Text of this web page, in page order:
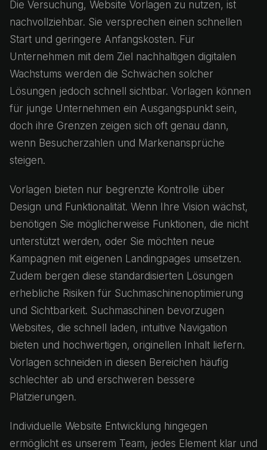
Die Versuchung, Website Vorlagen zu nutzen, ist
nachvollziehbar. Sie versprechen einen schnellen
Start und geringere Anfangskosten. Für
Unternehmen mit dem Ziel nachhaltigen digitalen
Wachstums werden die Schwächen solcher
Lösungen jedoch schnell sichtbar. Vorlagen können
für junge Unternehmen ein Ausgangspunkt sein,
doch ihre Grenzen zeigen sich oft genau dann,
wenn Besucherzahlen und Markenansprüche
steigen.
Vorlagen bieten nur begrenzte Kontrolle über
Design und Funktionalität. Wenn Ihre Vision wächst,
benötigen Sie möglicherweise Funktionen, die nicht
unterstützt werden, oder Sie möchten neue
Kampagnen mit eigenen Landingpages umsetzen.
Zudem bergen diese standardisierten Lösungen
erhebliche Risiken für Suchmaschinenoptimierung
und Sichtbarkeit. Suchmaschinen bevorzugen
Websites, die schnell laden, intuitive Navigation
bieten und hochwertigen, originellen Inhalt liefern.
Vorlagen schneiden in diesen Bereichen häufig
schlechter ab und erschweren bessere
Platzierungen.
Individuelle Website Entwicklung hingegen
ermöglicht es unserem Team, jedes Element klar und